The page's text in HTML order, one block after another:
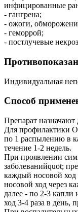
инфицированные
- гангрена;
- ожоги,
- геморрой;
- постлучевые
Индивидуальная
Способ
Препарат
Для профилактики
по 1 распылению в
течение 1-2 недель.
При проявлении
заболеванийquot;
каждый носовой
носовой ход через
далее - по 2-3
ход 3-4 раза в день,